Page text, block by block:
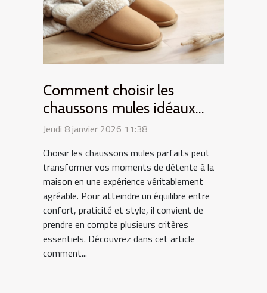
Comment choisir les
chaussons mules idéaux
pour votre confort
Jeudi 8 janvier 2026 11:38
Choisir les chaussons mules parfaits peut
transformer vos moments de détente à la
maison en une expérience véritablement
agréable. Pour atteindre un équilibre entre
confort, praticité et style, il convient de
prendre en compte plusieurs critères
essentiels. Découvrez dans cet article
comment...